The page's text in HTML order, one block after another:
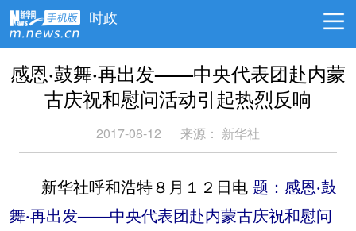
时政
感恩·鼓舞·再出发——中央代表团赴内蒙
古庆祝和慰问活动引起热烈反响
2017-08-12 来源： 新华社
新华社呼和浩特８月１２日电 题：感恩·鼓
舞·再出发——中央代表团赴内蒙古庆祝和慰问